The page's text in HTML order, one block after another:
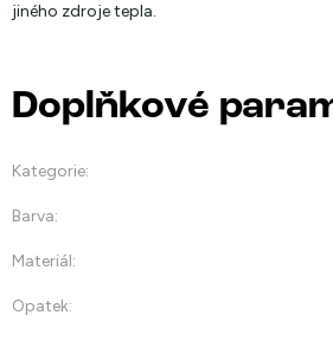
jiného zdroje tepla.
Doplňkové
Kategorie:
Barva:
Materiál:
Opatek: